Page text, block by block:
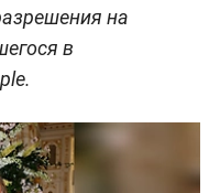
на
в